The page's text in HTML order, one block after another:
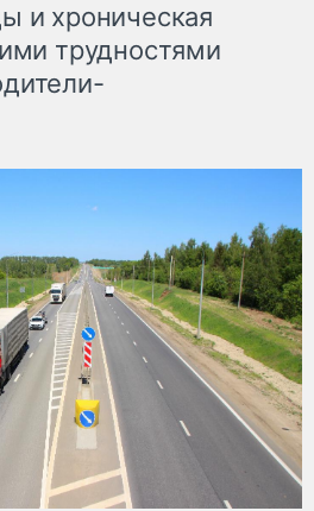
и хроническая
трудностями